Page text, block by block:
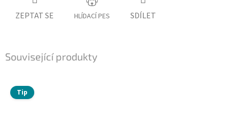
ZEPTAT SE HLÍDACÍ PES SDÍLET
Související produkty
Tip